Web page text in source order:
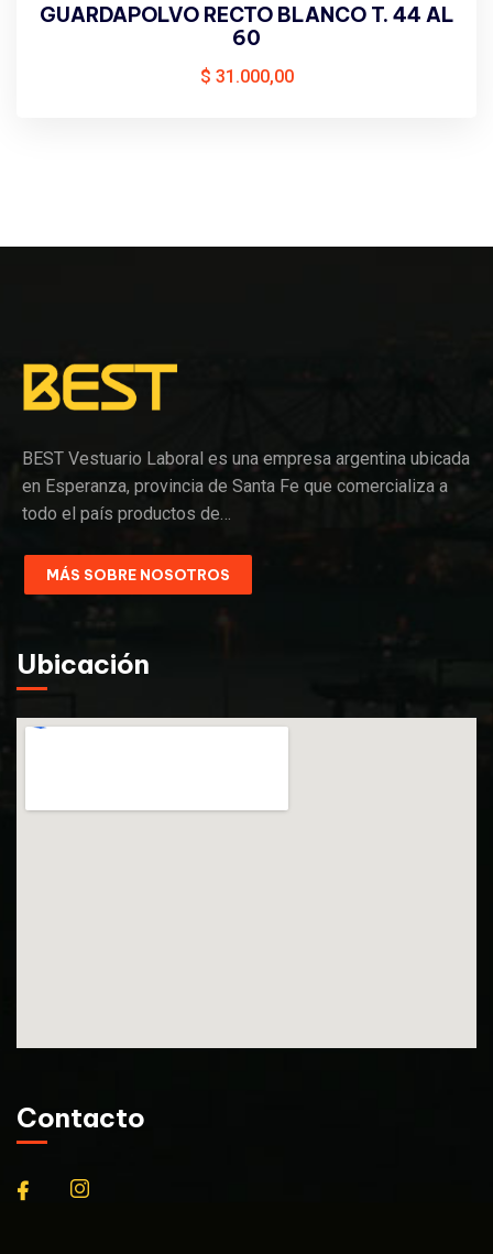
GUARDAPOLVO RECTO BLANCO T. 44 AL
60
$ 31.000,00
BEST Vestuario Laboral es una empresa argentina ubicada
en Esperanza, provincia de Santa Fe que comercializa a
todo el país productos de…
MÁS SOBRE NOSOTROS
Ubicación
Contacto